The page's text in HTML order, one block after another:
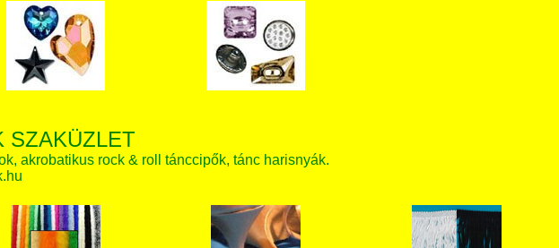
SZAKÜZLET
akrobatikus rock & roll tánccipők, tánc harisnyák.